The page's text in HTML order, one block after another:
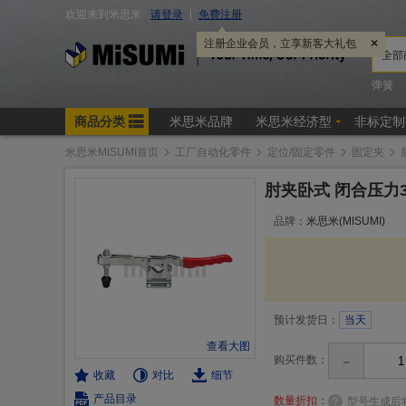
米思米MISUMI首页 工厂自动化零件 定位/固定零件 固定夹
查看大图
收藏 对比
细节
产品目录
肘夹卧式 闭合压
品牌： 米思米(MISUMI)
预计发货日： 当天
购买件数： -
数量折扣： 型号生成后